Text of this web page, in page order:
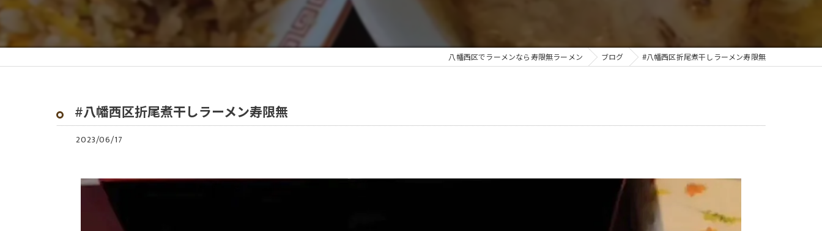
八幡西区でラーメンなら寿限無ラーメン ブログ #八幡西区折尾煮干しラーメン寿限無
#八幡西区折尾煮干しラーメン寿限無
2023/06/17